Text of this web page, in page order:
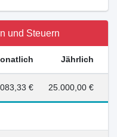
und Steuern
Jährlich
€ 25.000,00 €